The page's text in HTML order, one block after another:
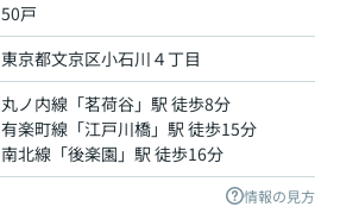
50戸
東京都文京区小石川 ４丁目
丸ノ内線 「茗荷谷」駅 徒歩8分
有楽町線 「江戸川橋」駅 徒歩15分
南北線 「後楽園 」駅 徒歩16分
情報の見方